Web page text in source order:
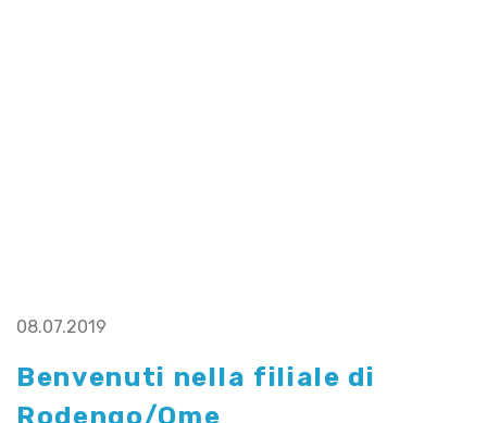
08.07.2019
Benvenuti nella filiale di
Rodengo/Ome